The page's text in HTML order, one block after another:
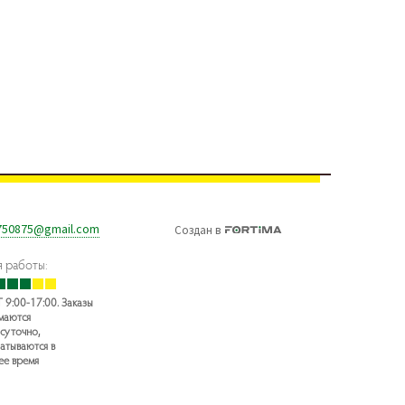
работы:
17:00. Заказы
в
время
Создан в